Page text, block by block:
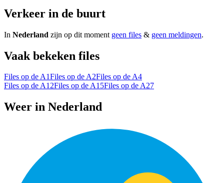
Verkeer in de buurt
In Nederland zijn op dit moment geen files & geen meldingen.
Vaak bekeken files
Files op de A1Files op de A2Files op de A4
Files op de A12Files op de A15Files op de A27
Weer in Nederland